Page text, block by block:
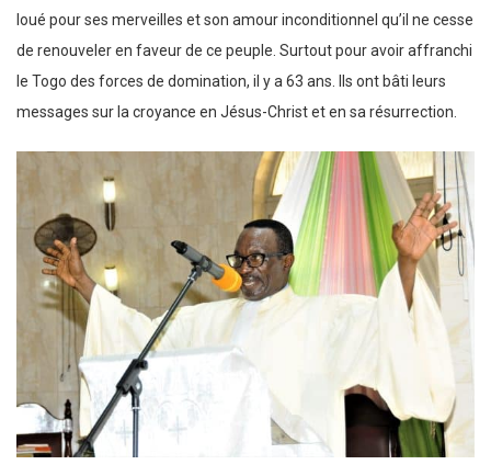
loué pour ses merveilles et son amour inconditionnel qu’il ne cesse
de renouveler en faveur de ce peuple. Surtout pour avoir affranchi
le Togo des forces de domination, il y a 63 ans. Ils ont bâti leurs
messages sur la croyance en Jésus-Christ et en sa résurrection.